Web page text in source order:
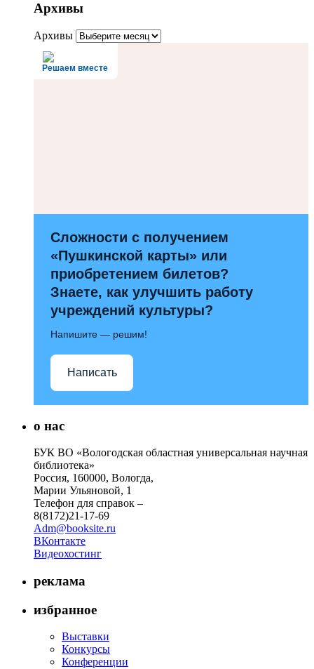
Архивы
Архивы
Решаем вместе
Сложности с получением
«Пушкинской карты» или
приобретением билетов?
Знаете, как улучшить работу
учреждений культуры?
Напишите — решим!
Написать
о нас
БУК ВО «Вологодская областная универсальная научная
библиотека»
Россия, 160000, Вологда,
Марии Ульяновой, 1
Телефон для справок –
8(8172)21-17-69
Adm@booksite.ru
ВКонтакте
Видеохостинг
реклама
избранное
Выставки
Конкурсы
Конференции